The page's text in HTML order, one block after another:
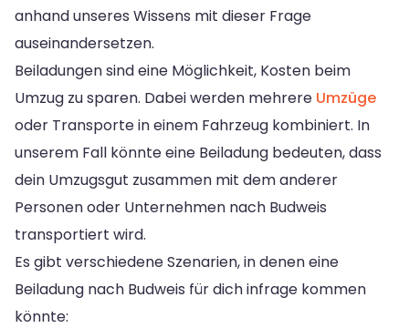
anhand unseres Wissens mit dieser Frage
auseinandersetzen.
Beiladungen sind eine Möglichkeit, Kosten beim
Umzug zu sparen. Dabei werden mehrere Umzüge
oder Transporte in einem Fahrzeug kombiniert. In
unserem Fall könnte eine Beiladung bedeuten, dass
dein Umzugsgut zusammen mit dem anderer
Personen oder Unternehmen nach Budweis
transportiert wird.
Es gibt verschiedene Szenarien, in denen eine
Beiladung nach Budweis für dich infrage kommen
könnte: